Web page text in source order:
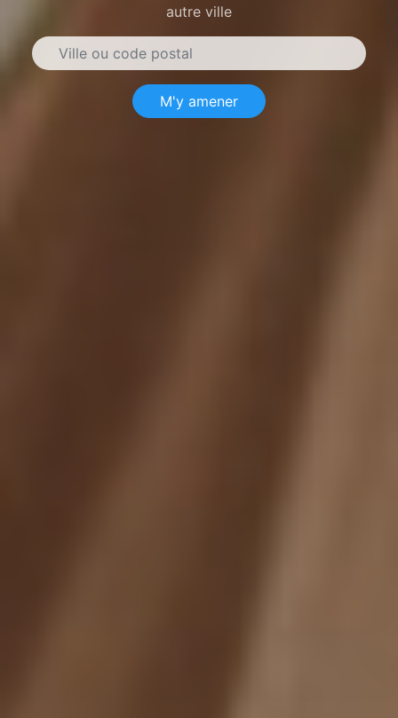
autre ville
M'y amener